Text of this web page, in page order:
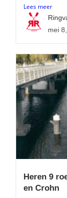
Lees meer
mei
Heren 9
en Crohn